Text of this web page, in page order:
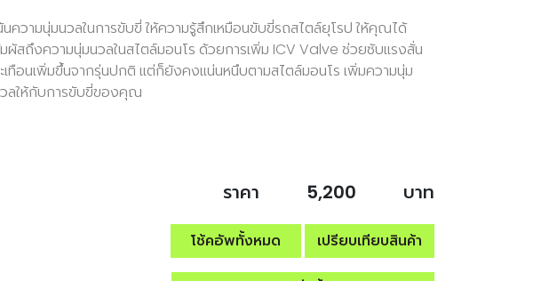
นความนุ่มนวลในการขับขี่ ให้ความรู้สึกเหมือนขับขี่รถสไตล์ยุโรป ให้คุณได้
ผัสถึงความนุ่มนวลในสไตล์มอนโร ด้วยการเพิ่ม ICV Valve ช่วยซับแรงสั่น
เทือนเพิ่มขึ้นจากรุ่นปกติ แต่ก็ยังคงแน่นหนึบตามสไตล์มอนโร เพิ่มความนุ่ม
ลให้กับการขับขี่ของคุณ
ราคา 5,200 บาท
โช้คอัพทั้งหมด เปรียบเทียบสินค้า